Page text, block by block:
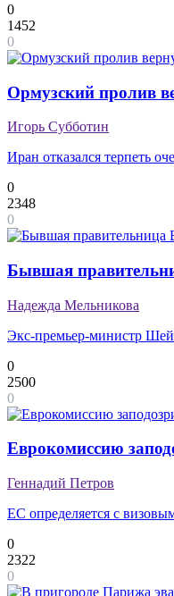
0
1452
0
Ормузский пролив
Игорь Субботин
Иран отказался терпеть
0
2348
0
Бывшая
Надежда Мельникова
Экс-премьер-министр
0
2500
0
Еврокомиссию
Геннадий Петров
ЕС определяется с
0
2322
0